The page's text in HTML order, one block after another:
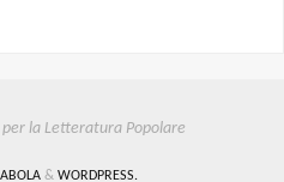
la Letteratura Popolare
& WORDPRESS.